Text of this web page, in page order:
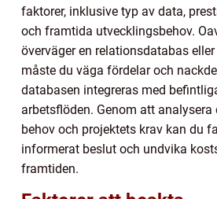
faktorer, inklusive typ av data,
och framtida utvecklingsbehov.
överväger en relationsdatabas
måste du väga fördelar och
databasen integreras med
arbetsflöden. Genom att
behov och projektets krav kan du
informerat beslut och undvika
framtiden.